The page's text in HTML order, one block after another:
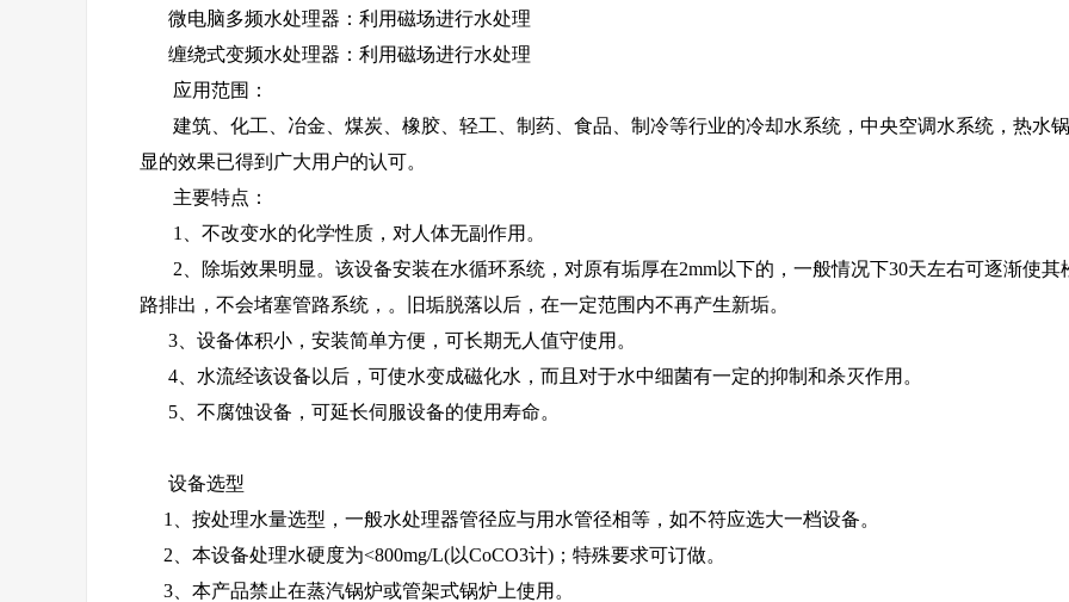
微电脑多频水处理器：利用磁场进行水处理
缠绕式变频水处理器：利用磁场进行水处理
应用范围：
建筑、化工、冶金、煤炭、橡胶、轻工、制药、食品、制冷等行业的冷却水系统，中央空调水系统，热水
显的效果已得到广大用户的认可。
主要特点：
1、不改变水的化学性质，对人体无副作用。
2、除垢效果明显。该设备安装在水循环系统，对原有垢厚在2mm以下的，一般情况下30天左右可逐渐使其
路排出，不会堵塞管路系统，。旧垢脱落以后，在一定范围内不再产生新垢。
3、设备体积小，安装简单方便，可长期无人值守使用。
4、水流经该设备以后，可使水变成磁化水，而且对于水中细菌有一定的抑制和杀灭作用。
5、不腐蚀设备，可延长伺服设备的使用寿命。
设备选型
1、按处理水量选型，一般水处理器管径应与用水管径相等，如不符应选大一档设备。
2、本设备处理水硬度为<800mg/L(以CoCO3计)；特殊要求可订做。
3、本产品禁止在蒸汽锅炉或管架式锅炉上使用。